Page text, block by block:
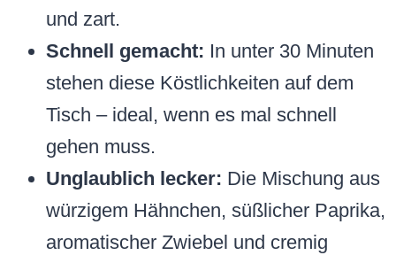
und zart.
Schnell gemacht: In unter 30 Minuten
stehen diese Köstlichkeiten auf dem
Tisch – ideal, wenn es mal schnell
gehen muss.
Unglaublich lecker: Die Mischung aus
würzigem Hähnchen, süßlicher Paprika,
aromatischer Zwiebel und cremig